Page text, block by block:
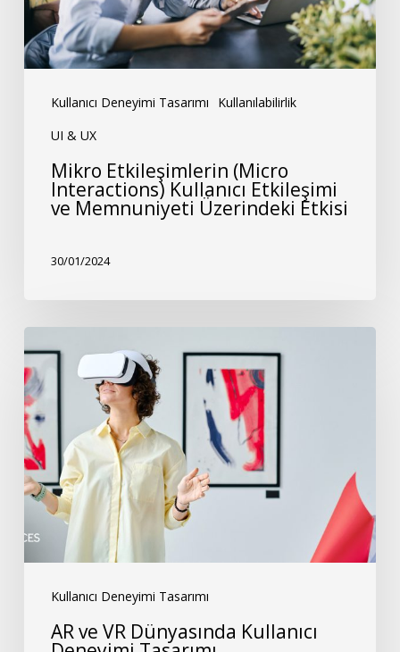
Kullanıcı Deneyimi Tasarımı
Kullanılabilirlik
UI & UX
ve
Memnuniyeti
Üzerindeki
Etkisi
Mikro Etkileşimlerin (Micro
Interactions) Kullanıcı Etkileşimi
ve Memnuniyeti Üzerindeki Etkisi
30/01/2024
Kullanıcı Deneyimi Tasarımı
ve
VR
Dünyasında
Kullanıcı
Deneyimi
Tasarımı
AR ve VR Dünyasında Kullanıcı